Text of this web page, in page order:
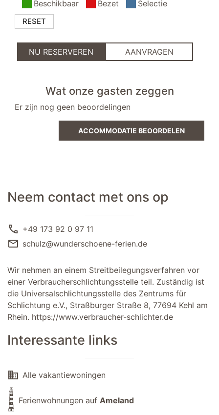
garderobe
fietsenschuur
fietsenstalling beschikbaar
parkeerplaats
Beschikbaar
Bezet Selectie
RESET
NU RESERVEREN AANVRAGEN
Wat onze gasten zeggen
Er zijn nog geen beoordelingen
ACCOMMODATIE BEOORDELEN
Neem contact met ons op
call +49 173 92 0 97 11
mail schulz@wunderschoene-ferien.de
Wir nehmen an einem Streitbeilegungsverfahren vor
einer Verbraucherschlichtungsstelle teil. Zuständig ist
die Universalschlichtungsstelle des Zentrums für
Schlichtung e.V., Straßburger Straße 8, 77694 Kehl am
Rhein. https://www.verbraucher-schlichter.de
Interessante links
domain Alle vakantiewoningen
Ferienwohnungen auf Ameland